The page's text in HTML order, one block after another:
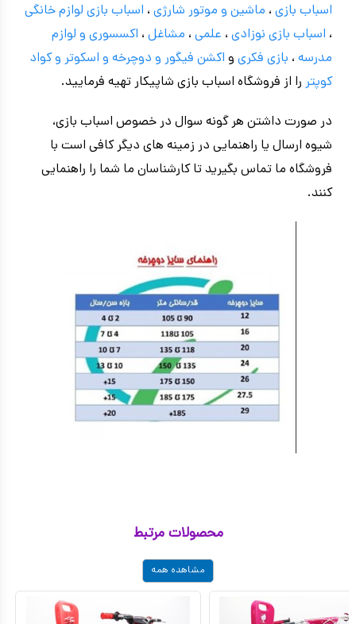
اسباب بازی ، ماشین و موتور شارژی ، اسباب بازی لوازم خانگی
، اسباب بازی نوزادی ، علمی ، مشاغل ، اکسسوری و لوازم
مدرسه ، بازی فکری و اکشن فیگور و دوچرخه و اسکوتر و کواد
کوپتر را از فروشگاه اسباب بازی شاپیکار تهیه فرمایید.
در صورت داشتن هر گونه سوال در خصوص اسباب بازی،
شیوه ارسال یا راهنمایی در زمینه های دیگر کافی است با
فروشگاه ما تماس بگیرید تا کارشناسان ما شما را راهنمایی
کنند.
محصولات مرتبط
مشاهده همه